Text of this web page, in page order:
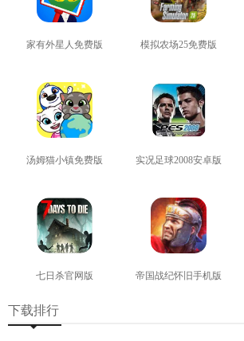
家有外星人免费版 模拟农场25免费版
汤姆猫小镇免费版 实况足球2008安卓版
七日杀官网版 帝国战纪怀旧手机版
下载排行